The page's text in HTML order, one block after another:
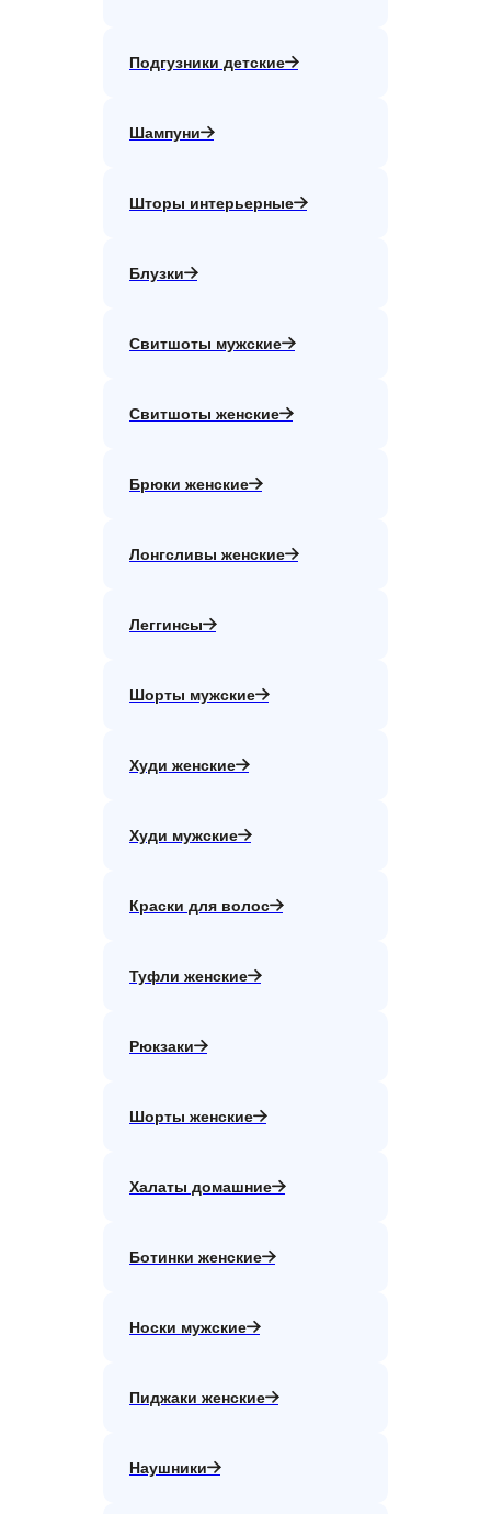
Подгузники детские
Шампуни
Шторы интерьерные
Блузки
Свитшоты мужские
Свитшоты женские
Брюки женские
Лонгсливы женские
Леггинсы
Шорты мужские
Худи женские
Худи мужские
Краски для волос
Туфли женские
Рюкзаки
Шорты женские
Халаты домашние
Ботинки женские
Носки мужские
Пиджаки женские
Наушники